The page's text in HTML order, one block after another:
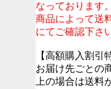
なっております。
商品によって送
にてご確認下さ
【高額購入割引
お届け先ごとの
上の場合は送料